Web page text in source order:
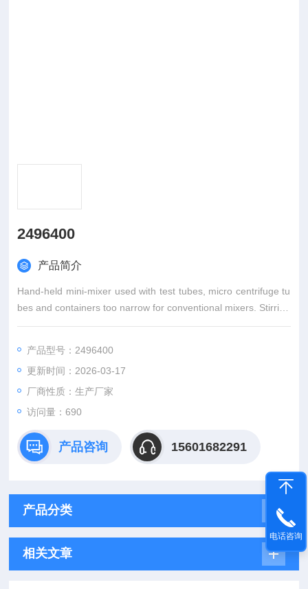
2496400
产品简介
Hand-held mini-mixer used with test tubes, micro centrifuge tu
bes and containers too narrow for conventional mixers. Stirring
rod flares out for use in larger spaces.
产品型号：2496400
更新时间：2026-03-17
厂商性质：生产厂家
访问量：690
产品咨询 15601682291
产品分类
相关文章
电话咨询